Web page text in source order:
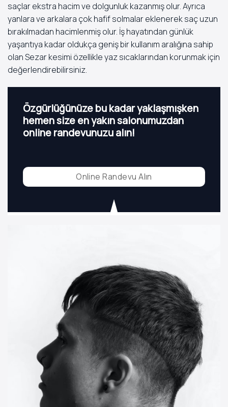
saçlar ekstra hacim ve dolgunluk kazanmış olur. Ayrıca
yanlara ve arkalara çok hafif solmalar eklenerek saç uzun
bırakılmadan hacimlenmiş olur. İş hayatından günlük
yaşantıya kadar oldukça geniş bir kullanım aralığına sahip
olan Sezar kesimi özellikle yaz sıcaklarından korunmak için
değerlendirebilirsiniz.
Özgürlüğünüze bu kadar yaklaşmışken
hemen size en yakın salonumuzdan
online randevunuzu alın!
Online Randevu Alın